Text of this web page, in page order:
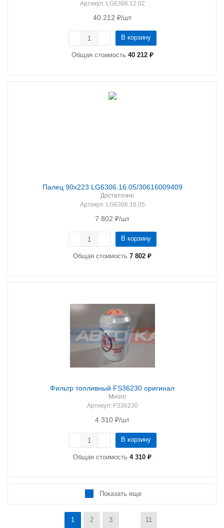
Артикул: LG6306.12.02
40 212 ₽/шт
В корзину
Общая стоимость 40 212 ₽
Палец 90х223 LG6306.16.05/30616009409
Достаточно
Артикул: LG6306.16.05
7 802 ₽/шт
В корзину
Общая стоимость 7 802 ₽
Фильтр топливный FS36230 оригинал
Много
Артикул: FS36230
4 310 ₽/шт
В корзину
Общая стоимость 4 310 ₽
Показать еще
1 2 3 11